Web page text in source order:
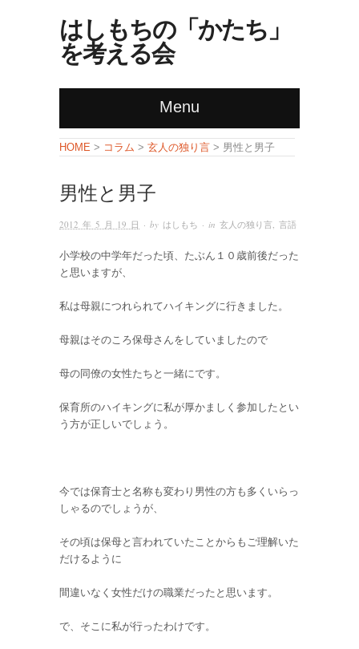
はしもちの「かたち」
を考える会
Menu
HOME > コラム > 玄人の独り言 > 男性と男子
男性と男子
2012 年 5 月 19 日 · by はしもち · in 玄人の独り言, 言語
小学校の中学年だった頃、たぶん１０歳前後だった
と思いますが、
私は母親につれられてハイキングに行きました。
母親はそのころ保母さんをしていましたので
母の同僚の女性たちと一緒にです。
保育所のハイキングに私が厚かましく参加したとい
う方が正しいでしょう。
今では保育士と名称も変わり男性の方も多くいらっ
しゃるのでしょうが、
その頃は保母と言われていたことからもご理解いた
だけるように
間違いなく女性だけの職業だったと思います。
で、そこに私が行ったわけです。